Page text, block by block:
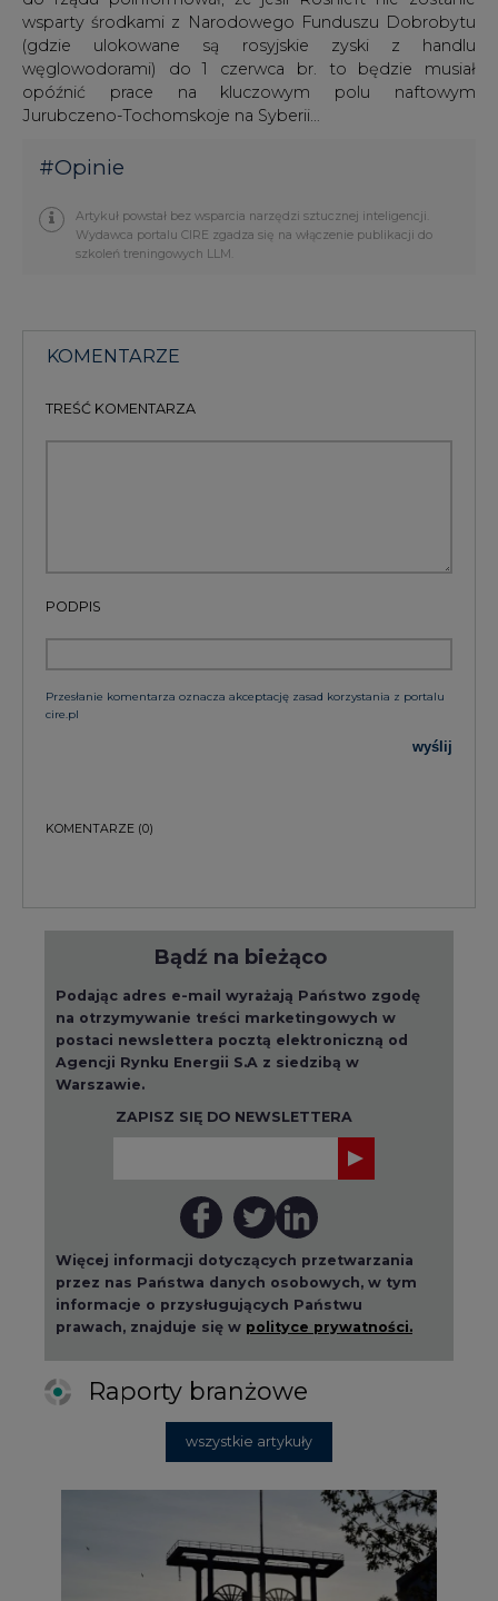
wsparty środkami z Narodowego Funduszu Dobrobytu
(gdzie ulokowane są rosyjskie zyski z handlu
węglowodorami) do 1 czerwca br. to będzie musiał
opóźnić prace na kluczowym polu naftowym
Jurubczeno-Tochomskoje na Syberii…
#Opinie
Artykuł powstał bez wsparcia narzędzi sztucznej inteligencji.
Wydawca portalu CIRE zgadza się na włączenie publikacji do
szkoleń treningowych LLM.
KOMENTARZE
TREŚĆ KOMENTARZA
PODPIS
Przesłanie komentarza oznacza akceptację zasad korzystania z portalu
cire.pl
wyślij
KOMENTARZE (0)
Bądź na bieżąco
Podając adres e-mail wyrażają Państwo zgodę
na otrzymywanie treści marketingowych w
postaci newslettera pocztą elektroniczną od
Agencji Rynku Energii S.A z siedzibą w
Warszawie.
ZAPISZ SIĘ DO NEWSLETTERA
Więcej informacji dotyczących przetwarzania
przez nas Państwa danych osobowych, w tym
informacje o przysługujących Państwu
prawach, znajduje się w polityce prywatności.
Raporty branżowe
wszystkie artykuły